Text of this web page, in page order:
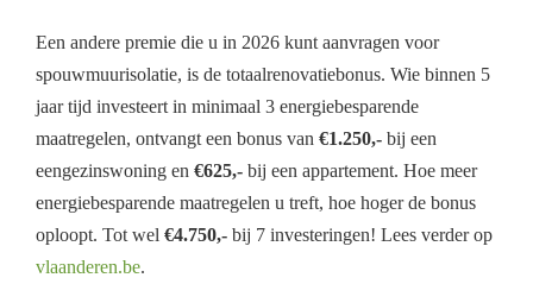
Een andere premie die u in 2026 kunt aanvragen voor
spouwmuurisolatie, is de totaalrenovatiebonus. Wie binnen 5
jaar tijd investeert in minimaal 3 energiebesparende
maatregelen, ontvangt een bonus van €1.250,- bij een
eengezinswoning en €625,- bij een appartement. Hoe meer
energiebesparende maatregelen u treft, hoe hoger de bonus
oploopt. Tot wel €4.750,- bij 7 investeringen! Lees verder op
vlaanderen.be.